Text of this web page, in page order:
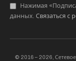
Нажимая
данных. Связаться с
© 2016 – 2026,